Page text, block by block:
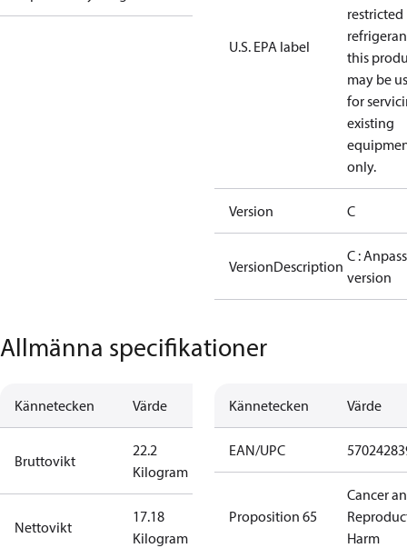
U.S. EPA label
restricted
this
may be
for
existing
only.
Version C
VersionDescription
C :
version
Allmänna specifikationer
Kännetecken Värde
Bruttovikt
22.2
Kilogram
Nettovikt
17.18
Kilogram
Kännetecken Värde
EAN/UPC
Proposition 65
Cancer
Harm